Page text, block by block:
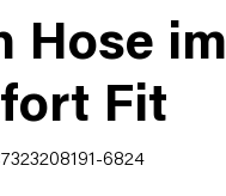
Hose im
Fit
6824